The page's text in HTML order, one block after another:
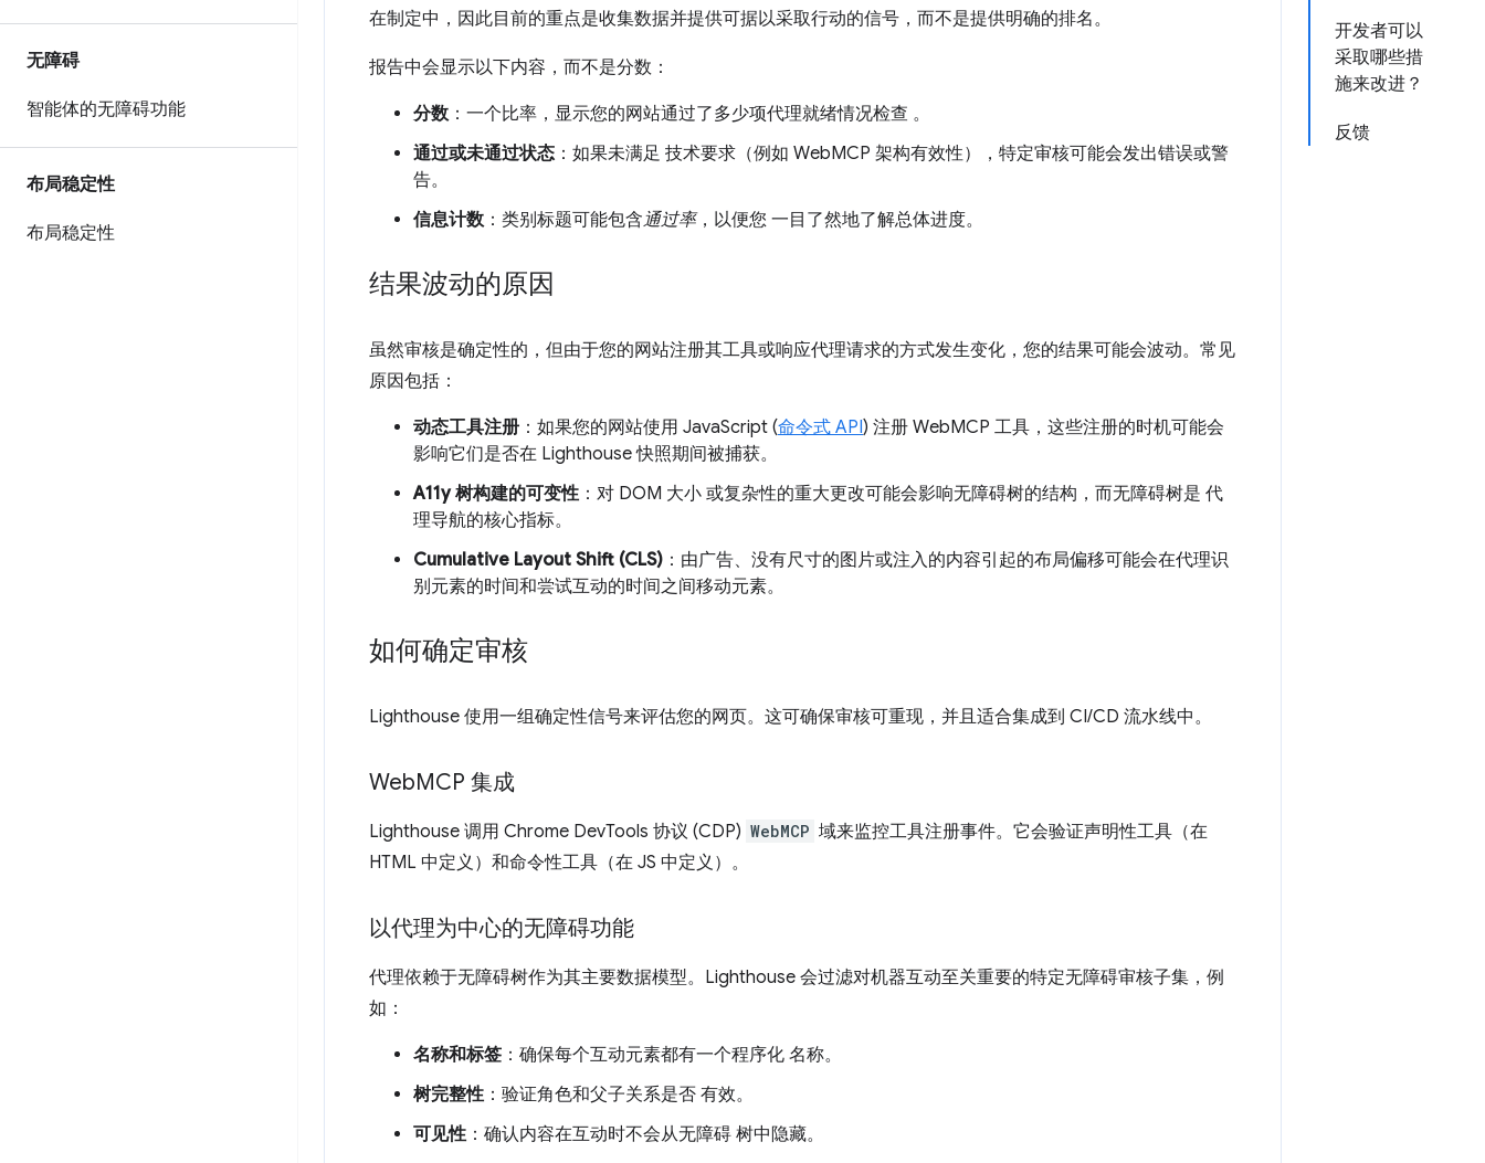
无障碍
智能体的无障碍功能
布局稳定性
布局稳定性
开发者可以
采取哪些措
施来改进？
反馈
在制定中，因此目前的重点是收集数据并提供可据以采取行动的信号，而不是提供明确的排名。
报告中会显示以下内容，而不是分数：
分数：一个比率，显示您的网站通过了多少项代理就绪情况检查 。
通过或未通过状态 ：如果未满足 技术要求（例如 WebMCP 架构有效性），特定审核可能会发出错误或警
告。
信息计数：类别标题可能包含通过率，以便您 一目了然地了解总体进度。
结果波动的原因
虽然审核是确定性的，但由于您的网站注册其工具或响应代理请求的方式发生变化，您的结果可能会波动。常见
原因包括：
动态工具注册 ：如果您的网站使用 JavaScript (命令式 API) 注册 WebMCP 工具，这些注册的时机可能会
影响它们是否在 Lighthouse 快照期间被捕获。
A11y 树构建的可变性：对 DOM 大小 或复杂性的重大更改可能会影响无障碍树的结构，而无障碍树是 代
理导航的核心指标。
Cumulative Layout Shift (CLS) ：由广告、没有尺寸的图片或注入的内容引起的布局偏移可能会在代理识
别元素的时间和尝试互动的时间之间移动元素。
如何确定审核
Lighthouse 使用一组确定性信号来评估您的网页。这可确保审核可重现，并且适合集成到 CI/CD 流水线中。
WebMCP 集成
Lighthouse 调用 Chrome DevTools 协议 (CDP) WebMCP 域来监控工具注册事件。它会验证声明性工具（在
HTML 中定义）和命令性工具（在 JS 中定义）。
以代理为中心的无障碍功能
代理依赖于无障碍树作为其主要数据模型。Lighthouse 会过滤对机器互动至关重要的特定无障碍审核子集，例
如：
名称和标签 ：确保每个互动元素都有一个程序化 名称。
树完整性：验证角色和父子关系是否 有效。
可见性：确认内容在互动时不会从无障碍 树中隐藏。